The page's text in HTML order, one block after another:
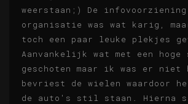
weerstaan;) De infovoorziening
organisatie was wat karig,
toch een paar leuke plekjes
Aanvankelijk wat met een
geschoten maar ik was er
bevriest de wielen waardoor
de auto's stil staan. Hierna